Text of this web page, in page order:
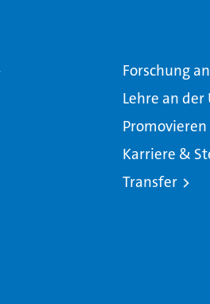
Forschung
Lehre an der
Promovieren
Karriere &
Transfer